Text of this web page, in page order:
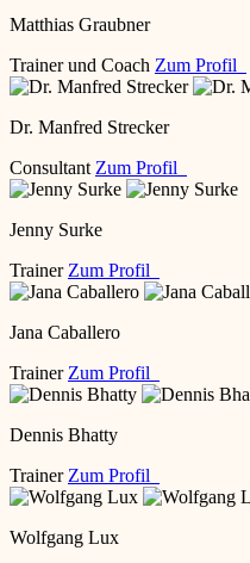
Matthias Graubner
Trainer und Coach Zum Profil
Dr. Manfred Strecker
Consultant Zum Profil
Jenny Surke
Trainer Zum Profil
Jana Caballero
Trainer Zum Profil
Dennis Bhatty
Trainer Zum Profil
Wolfgang Lux